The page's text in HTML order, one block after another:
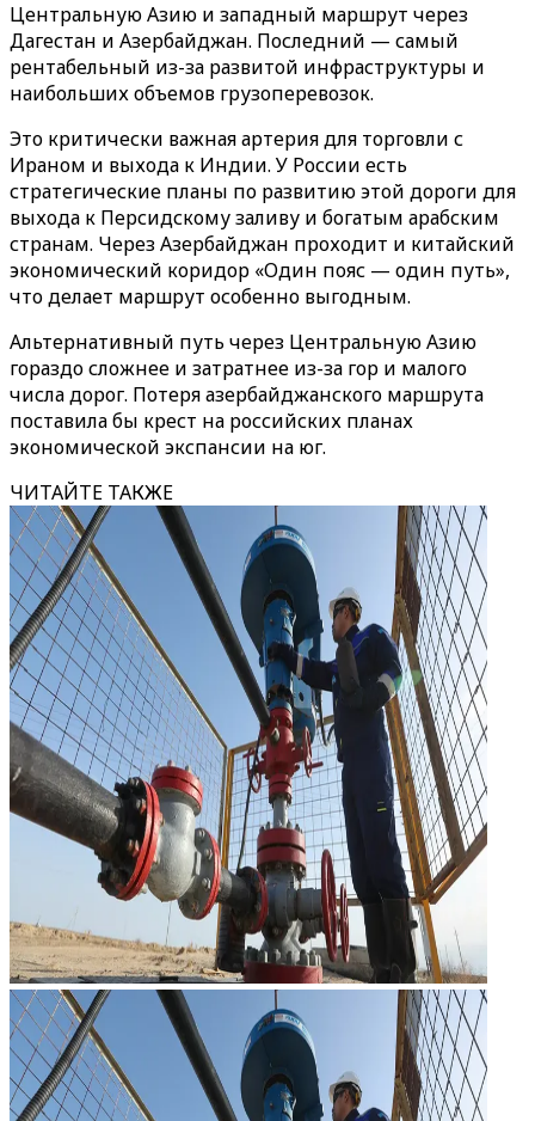
Центральную Азию и западный маршрут через
Дагестан и Азербайджан. Последний — самый
рентабельный из-за развитой инфраструктуры и
наибольших объемов грузоперевозок.
Это критически важная артерия для торговли с
Ираном и выхода к Индии. У России есть
стратегические планы по развитию этой дороги для
выхода к Персидскому заливу и богатым арабским
странам. Через Азербайджан проходит и китайский
экономический коридор «Один пояс — один путь»,
что делает маршрут особенно выгодным.
Альтернативный путь через Центральную Азию
гораздо сложнее и затратнее из-за гор и малого
числа дорог. Потеря азербайджанского маршрута
поставила бы крест на российских планах
экономической экспансии на юг.
ЧИТАЙТЕ ТАКЖЕ